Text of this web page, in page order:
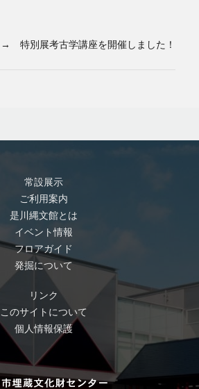
→ 特別展考古学講座を開催しました！
常設展示
ご利用案内
是川縄文館とは
イベント情報
フロアガイド
発掘について
リンク
このサイトについて
個人情報保護